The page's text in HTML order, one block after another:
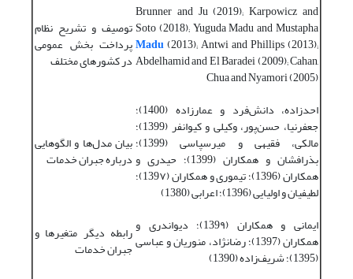
Brunner and Ju (2019); Karpowicz and
Soto (2018); Yuguda Madu and Mustapha
Madu(2013); Antwi and Phillips (2013);
Abdelhamid and El Baradei (2009); Cahan,
Chua and Nyamori (2005)
توصیف و تشریح نظام
پرداخت بخش عمومی
در کشورهای مختلف
احدزاده، دانش‌فرد و عمارزاده (1400)؛
جعفرنیا، حسن‌پور، وکیلی و کیوانفر (1399)؛
مالکی، فقیهی و میرسپاسی (1399)؛
بذرافشان و همکاران (1399)؛ حیدری و
همکاران (1396)؛ تیموری و همکاران (139۷)؛
لطیفیان و اولیایی (1396)؛ اعرابی (1380)
بیان مدل‌ها و الگوهایی
درباره جبران خدمات
ایمانی و همکاران (139۹)؛ دیواندری و
همکاران (1397)؛ رضانژاد، منوریان و عباسی
(1395)؛ شریف‌زاده (1390)
رابطه دیگر متغیرها و
جبران خدمات